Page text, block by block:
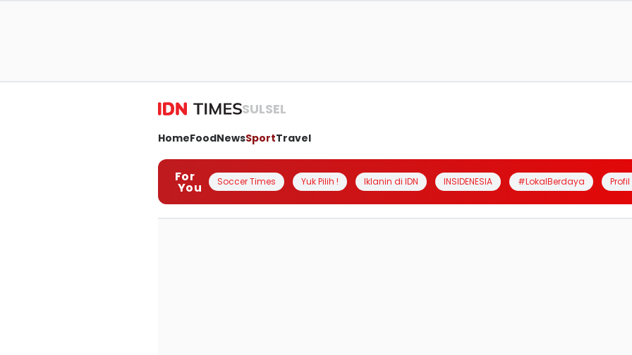
SULSEL
HomeFoodNewsSportTravel
For
You Soccer Times Yuk Pilih ! Iklanin di IDN INSIDENESIA #LokalBerdaya